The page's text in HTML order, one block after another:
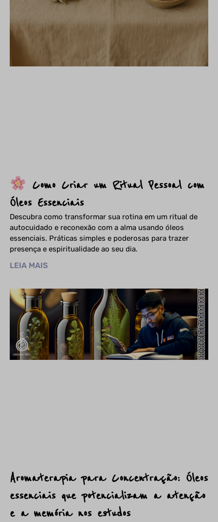
Como Criar um Ritual Pessoal com
Óleos Essenciais
Descubra como transformar sua rotina em um ritual de
autocuidado e reconexão com a alma usando óleos
essenciais. Práticas simples e poderosas para trazer
presença e espiritualidade ao seu dia.
LEIA MAIS
Aromaterapia para Concentração: Óleos
essenciais que potencializam a atenção
e a memória nos estudos